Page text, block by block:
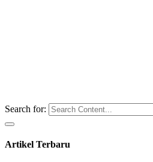
Search for:
Artikel Terbaru